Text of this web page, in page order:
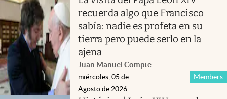
recuerda algo que Francisco
sabía: nadie es profeta en su
tierra pero puede serlo en la
ajena
Juan Manuel Compte
Members
miércoles, 05 de
Agosto de 2026